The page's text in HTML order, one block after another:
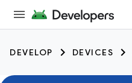
DEVELOP DEVICES